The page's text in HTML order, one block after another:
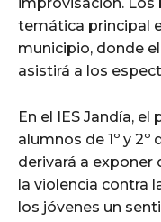
temática principal
municipio, donde
asistirá a los
En el IES Jandía,
alumnos de 1º y 2º
derivará a exponer
la violencia contra
los jóvenes un